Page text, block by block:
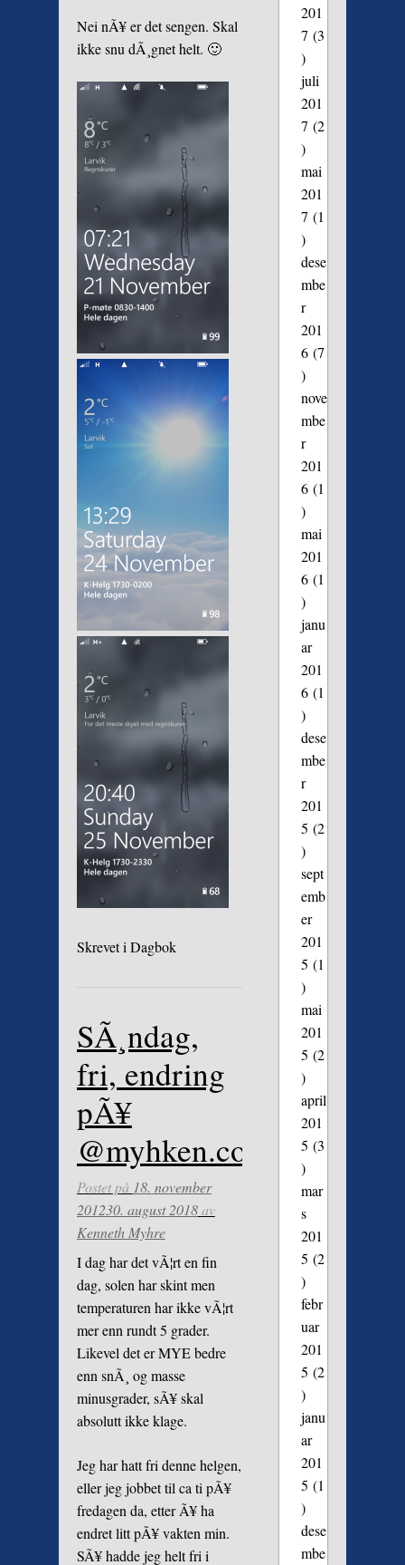
Nei nÃ¥ er det sengen. Skal
ikke snu dÃ¸gnet helt. 🙂
Skrevet i Dagbok
SÃ¸ndag,
fri, endring
pÃ¥
@myhken.com
Postet på 18. november
201230. august 2018av
Kenneth Myhre
I dag har det vÃ¦rt en fin
dag, solen har skint men
temperaturen har ikke vÃ¦rt
mer enn rundt 5 grader.
Likevel det er MYE bedre
enn snÃ¸ og masse
minusgrader, sÃ¥ skal
absolutt ikke klage.
Jeg har hatt fri denne helgen,
eller jeg jobbet til ca ti pÃ¥
fredagen da, etter Ã¥ ha
endret litt pÃ¥ vakten min.
SÃ¥ hadde jeg helt fri i
201
7 (3
)
juli
201
7 (2
)
mai
201
7 (1
)
dese
mbe
r
201
6(7
)
nove
mbe
r
201
6(1
)
mai
201
6(1
)
janu
ar
201
6(1
)
dese
mbe
r
201
5 (2
)
sept
emb
er
201
5 (1
)
mai
201
5 (2
)
april
201
5 (3
)
mar
s
201
5 (2
)
febr
uar
201
5 (2
)
janu
ar
201
5 (1
)
dese
mbe